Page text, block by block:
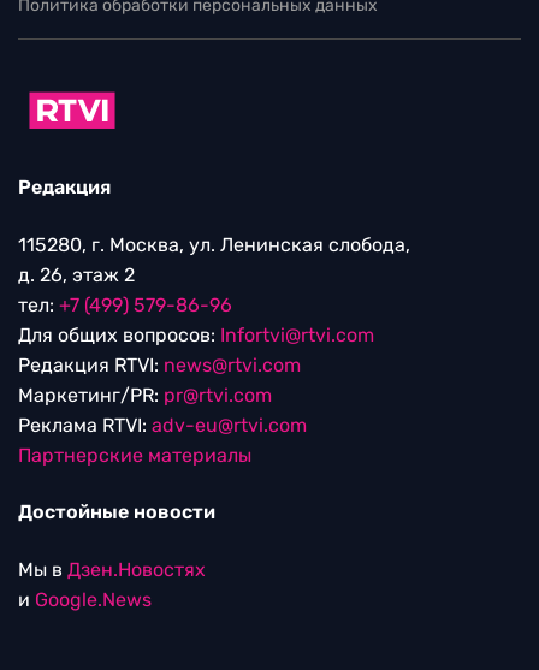
Политика обработки персональных данных
Редакция
115280, г. Москва, ул. Ленинская слобода,
д. 26, этаж 2
тел: +7 (499) 579-86-96
Для общих вопросов: Infortvi@rtvi.com
Редакция RTVI: news@rtvi.com
Маркетинг/PR: pr@rtvi.com
Реклама RTVI: adv-eu@rtvi.com
Партнерские материалы
Достойные новости
Мы в Дзен.Новостях
и Google.News